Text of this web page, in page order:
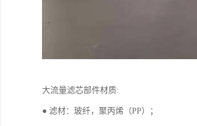
大流量滤芯部件材质:
● 滤材：玻纤，聚丙烯（PP）；